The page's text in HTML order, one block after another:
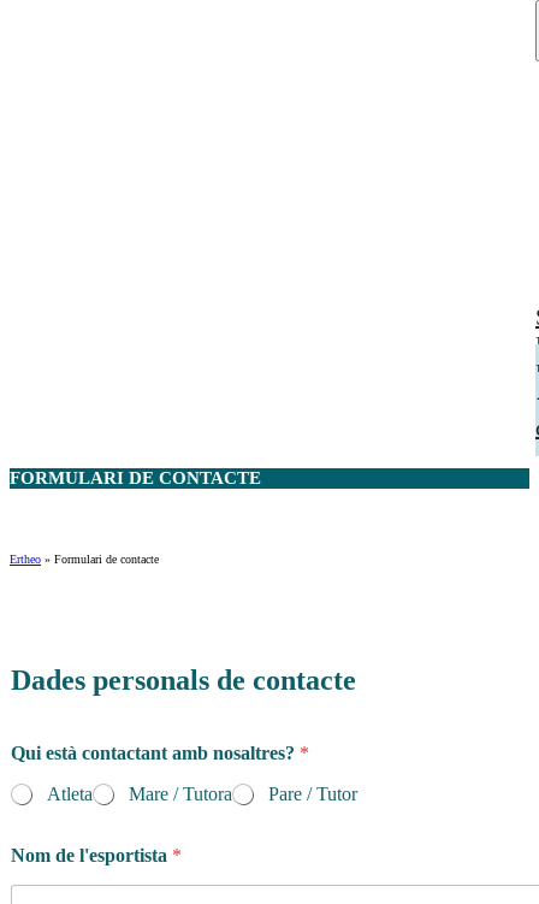
FORMULARI DE CONTACTE
Ertheo » Formulari de contacte
Dades personals de contacte
Qui està contactant amb nosaltres? *
Atleta
Mare / Tutora Pare / Tutor
Nom de l'esportista *